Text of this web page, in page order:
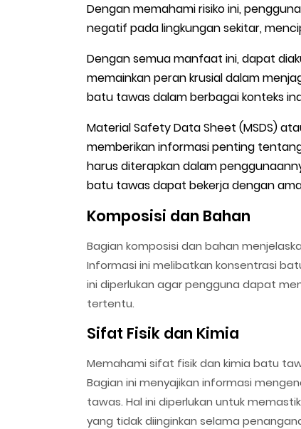
Dengan memahami risiko ini,
negatif pada lingkungan sekitar,
Dengan semua manfaat ini, dapat
memainkan peran krusial dalam
batu tawas dalam berbagai konteks
Material Safety Data Sheet (MSDS)
memberikan informasi penting
harus diterapkan dalam
batu tawas dapat bekerja dengan
Komposisi dan Bahan
Bagian komposisi dan bahan
Informasi ini melibatkan konsentrasi
ini diperlukan agar pengguna dapat
tertentu.
Sifat Fisik dan Kimia
Memahami sifat fisik dan kimia batu
Bagian ini menyajikan informasi
tawas. Hal ini diperlukan untuk
yang tidak diinginkan selama